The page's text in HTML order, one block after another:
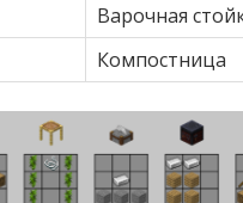
Варочная
Компостница